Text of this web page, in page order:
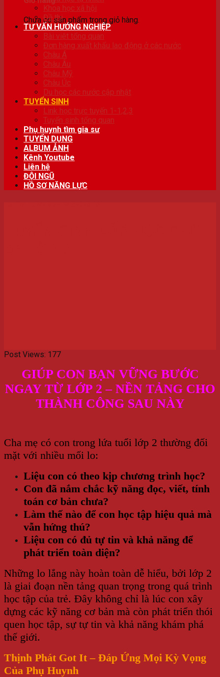
Chưa có sản phẩm trong giỏ hàng.
Khoa học xã hội
Đề thi
TƯ VẤN HƯỚNG NGHIỆP
Bài viêt tổng quan
Đơn hàng xuất khẩu lao động ở các nước
Châu Á
Châu Âu
Châu Mỹ
Châu Úc
Du học các nước cập nhật
TUYỂN SINH
Link học trực tuyến 1-1,2,3
Tuyển sinh tổng quan
Phụ huynh tìm gia sư
TUYỂN DỤNG
ALBUM ẢNH
Kênh Youtube
Liên hệ
ĐỘI NGŨ
HỒ SƠ NĂNG LỰC
Post Views: 177
GIÚP CON BẠN VỮNG BƯỚC
NGAY TỪ LỚP 2 – NỀN TẢNG CHO
THÀNH CÔNG SAU NÀY
Cha mẹ có con trong lứa tuổi lớp 2 thường đối
mặt với nhiều mối lo:
Liệu con có theo kịp chương trình học?
Con đã nắm chắc kỹ năng đọc, viết, tính
toán cơ bản chưa?
Làm thế nào để con học tập hiệu quả mà
vẫn hứng thú?
Liệu con có đủ tự tin và khả năng để
phát triển toàn diện?
Những lo lắng này hoàn toàn dễ hiểu, bởi lớp 2
là giai đoạn nền tảng quan trọng trong quá trình
học tập của trẻ. Đây không chỉ là lúc con xây
dựng các kỹ năng cơ bản mà còn phát triển thói
quen học tập, sự tự tin và khả năng khám phá
thế giới.
Thịnh Phát Got It – Đáp Ứng Mọi Kỳ Vọng
Của Phụ Huynh